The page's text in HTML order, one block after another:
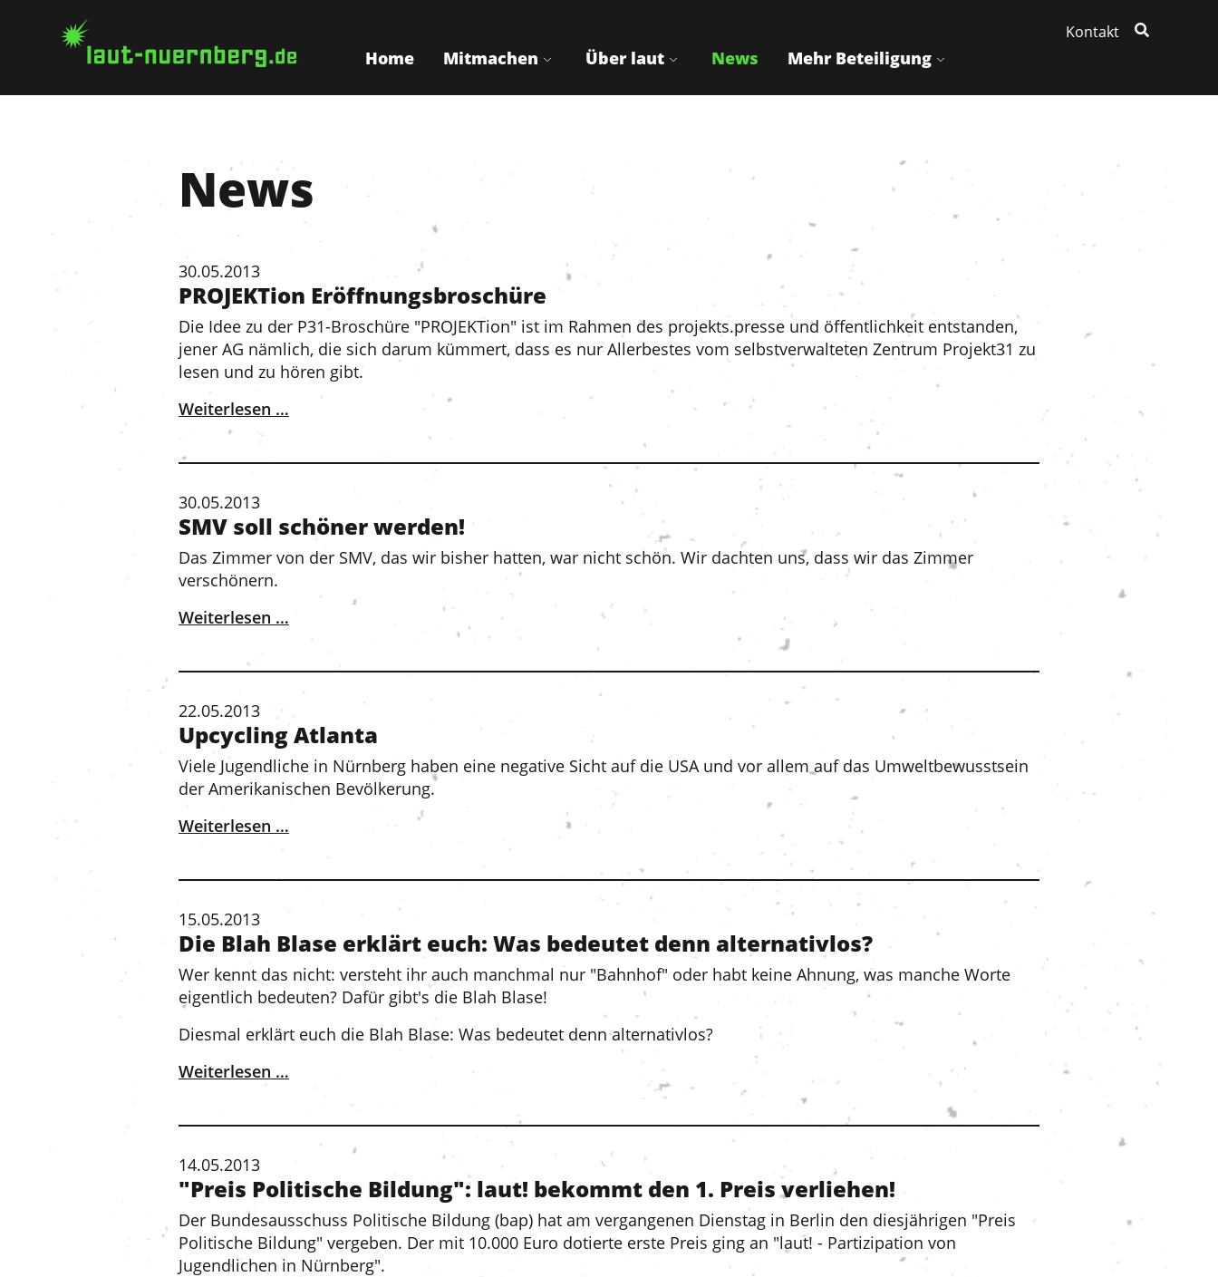
Home Mitmachen Über laut News Mehr Beteiligung
Kontakt
News
30.05.2013
PROJEKTion Eröffnungsbroschüre
Die Idee zu der P31-Broschüre "PROJEKTion" ist im Rahmen des projekts.presse und öffentlichkeit entstanden,
jener AG nämlich, die sich darum kümmert, dass es nur Allerbestes vom selbstverwalteten Zentrum Projekt31 zu
lesen und zu hören gibt.
Weiterlesen …
30.05.2013
SMV soll schöner werden!
Das Zimmer von der SMV, das wir bisher hatten, war nicht schön. Wir dachten uns, dass wir das Zimmer
verschönern.
Weiterlesen …
22.05.2013
Upcycling Atlanta
Viele Jugendliche in Nürnberg haben eine negative Sicht auf die USA und vor allem auf das Umweltbewusstsein
der Amerikanischen Bevölkerung.
Weiterlesen …
15.05.2013
Die Blah Blase erklärt euch: Was bedeutet denn alternativlos?
Wer kennt das nicht: versteht ihr auch manchmal nur "Bahnhof" oder habt keine Ahnung, was manche Worte
eigentlich bedeuten? Dafür gibt's die Blah Blase!
Diesmal erklärt euch die Blah Blase: Was bedeutet denn alternativlos?
Weiterlesen …
14.05.2013
"Preis Politische Bildung": laut! bekommt den 1. Preis verliehen!
Der Bundesausschuss Politische Bildung (bap) hat am vergangenen Dienstag in Berlin den diesjährigen "Preis
Politische Bildung" vergeben. Der mit 10.000 Euro dotierte erste Preis ging an "laut! - Partizipation von
Jugendlichen in Nürnberg".